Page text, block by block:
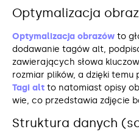
Optymalizacja
Optymalizacja obrazów to
dodawanie tagów alt,
zawierających słowa
rozmiar plików, a dzięki temu
Tagi alt to natomiast opisy
wie, co przedstawia zdjęcie
Struktura danych